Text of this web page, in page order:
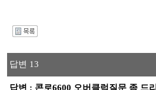
답변 13
답변 : 콘로6600 오버클럭질문 좀 드